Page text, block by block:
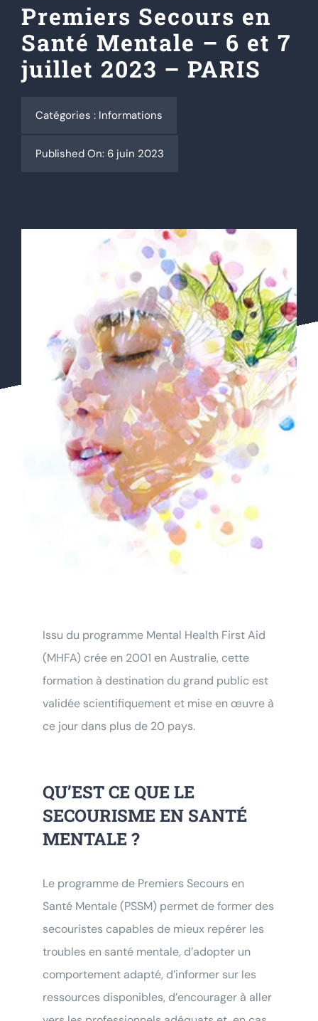
Actualités
Contact
Premiers Secours en
Santé Mentale – 6 et 7
juillet 2023 – PARIS
Catégories : Informations
Published On: 6 juin 2023
Issu du programme Mental Health First Aid
(MHFA) crée en 2001 en Australie, cette
formation à destination du grand public est
validée scientifiquement et mise en œuvre à
ce jour dans plus de 20 pays.
QU’EST CE QUE LE
SECOURISME EN SANTÉ
MENTALE ?
Le programme de Premiers Secours en
Santé Mentale (PSSM) permet de former des
secouristes capables de mieux repérer les
troubles en santé mentale, d’adopter un
comportement adapté, d’informer sur les
ressources disponibles, d’encourager à aller